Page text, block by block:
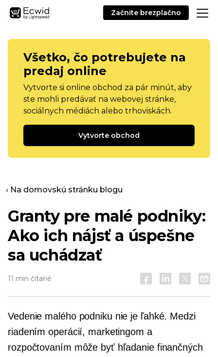
Začnite brezplačno
Všetko, čo potrebujete na
predaj online
Vytvorte si online obchod za pár minút, aby
ste mohli predávať na webovej stránke,
sociálnych médiách alebo trhoviskách.
Vytvorte obchod
‹ Na domovskú stránku blogu
Granty pre malé podniky:
Ako ich nájsť a úspešne
sa uchádzať
11 min čítané
Vedenie malého podniku nie je ľahké. Medzi
riadením operácií, marketingom a
rozpočtovaním môže byť hľadanie finančných